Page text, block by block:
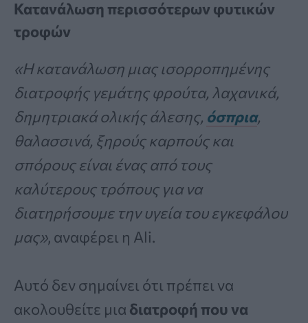
Κατανάλωση περισσότερων φυτικών
τροφών
«Η κατανάλωση μιας ισορροπημένης
διατροφής γεμάτης φρούτα, λαχανικά,
δημητριακά ολικής άλεσης, όσπρια,
θαλασσινά, ξηρούς καρπούς και
σπόρους είναι ένας από τους
καλύτερους τρόπους για να
διατηρήσουμε την υγεία του εγκεφάλου
μας», αναφέρει η Ali.
Αυτό δεν σημαίνει ότι πρέπει να
ακολουθείτε μια διατροφή που να